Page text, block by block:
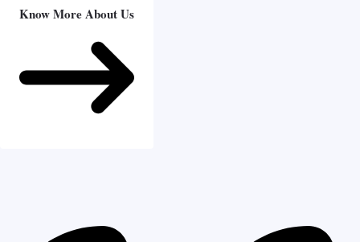
Know More About Us